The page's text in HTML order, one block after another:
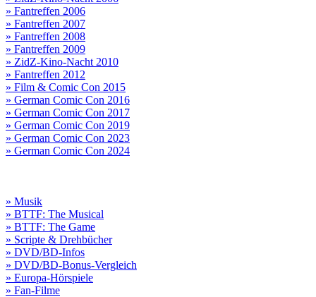
» Fantreffen 2006
» Fantreffen 2007
» Fantreffen 2008
» Fantreffen 2009
» ZidZ-Kino-Nacht 2010
» Fantreffen 2012
» Film & Comic Con 2015
» German Comic Con 2016
» German Comic Con 2017
» German Comic Con 2019
» German Comic Con 2023
» German Comic Con 2024
» Musik
» BTTF: The Musical
» BTTF: The Game
» Scripte & Drehbücher
» DVD/BD-Infos
» DVD/BD-Bonus-Vergleich
» Europa-Hörspiele
» Fan-Filme